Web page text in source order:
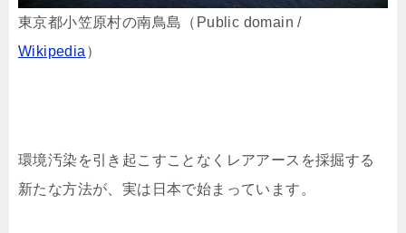
東京都小笠原村の南鳥島（Public domain /
Wikipedia ）
環境汚染を引き起こすことなくレアアースを採掘する
新たな方法が、実は日本で始まっています。